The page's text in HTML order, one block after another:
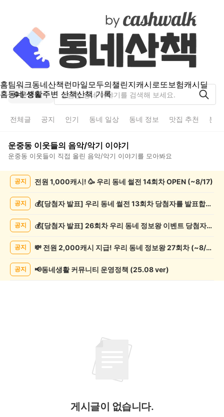
홈팀워크동네산책런마일모두의챌린지캐시로또보험캐시딜
홈동네 생활주변 산책산책 기록
운중동
전체글 공지 인기 동네 일상 동네 정보 맛집 추천 분
운중동 이웃들의 음악/악기 이야기
운중동 이웃들이 직접 올린 음악/악기 이야기를 모아봐요
록
공지 전원 1,000캐시! 🥳 우리 동네 썰전 14회차 OPEN (~8/17)
공지 💰[당첨자 발표] 우리 동네 썰전 13회차 당첨자를 발표합니다!
공지 💰[당첨자 발표] 26회차 우리 동네 정보왕 이벤트 당첨자를 발표합니다!
공지 💸 전원 2,000캐시 지급! 우리 동네 정보왕 27회차 (~8/10)
공지 📢동네생활 커뮤니티 운영정책 (25.08 ver)
게시글이 없습니다.